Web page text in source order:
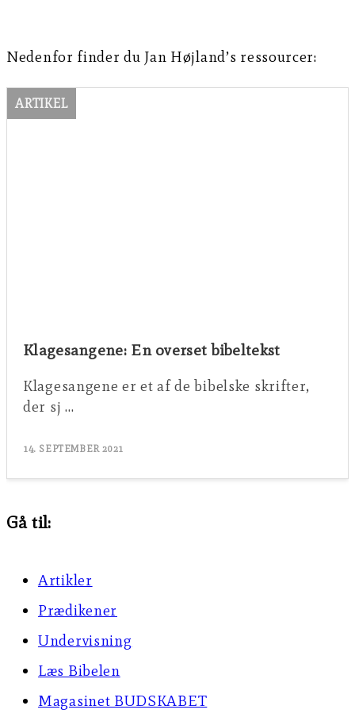
Nedenfor finder du Jan Højland’s ressourcer:
ARTIKEL
Klagesangene: En overset bibeltekst
Klagesangene er et af de bibelske skrifter,
der sj …
14. SEPTEMBER 2021
Gå til:
Artikler
Prædikener
Undervisning
Læs Bibelen
Magasinet BUDSKABET